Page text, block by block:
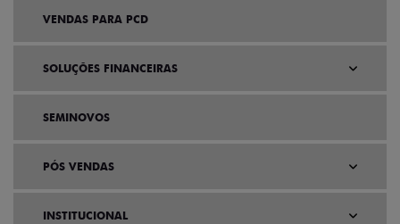
VENDAS PARA PCD
SOLUÇÕES FINANCEIRAS
SEMINOVOS
PÓS VENDAS
INSTITUCIONAL